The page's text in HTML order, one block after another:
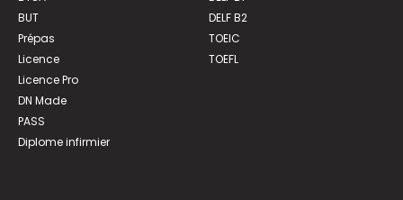
BUT
Prépas
Licence
Licence Pro
DN Made
PASS
Diplome infirmier
DELF B2
TOEIC
TOEFL